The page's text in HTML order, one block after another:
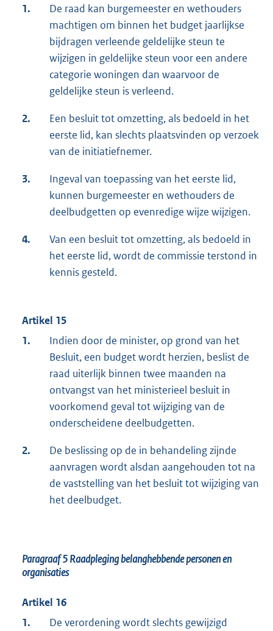
1.
De raad kan burgemeester en wethouders
machtigen om binnen het budget jaarlijkse
bijdragen verleende geldelijke steun te
wijzigen in geldelijke steun voor een andere
categorie woningen dan waarvoor de
geldelijke steun is verleend.
2.
Een besluit tot omzetting, als bedoeld in het
eerste lid, kan slechts plaatsvinden op verzoek
van de initiatiefnemer.
3.
Ingeval van toepassing van het eerste lid,
kunnen burgemeester en wethouders de
deelbudgetten op evenredige wijze wijzigen.
4.
Van een besluit tot omzetting, als bedoeld in
het eerste lid, wordt de commissie terstond in
kennis gesteld.
Artikel 15
1.
Indien door de minister, op grond van het
Besluit, een budget wordt herzien, beslist de
raad uiterlijk binnen twee maanden na
ontvangst van het ministerieel besluit in
voorkomend geval tot wijziging van de
onderscheidene deelbudgetten.
2.
De beslissing op de in behandeling zijnde
aanvragen wordt alsdan aangehouden tot na
de vaststelling van het besluit tot wijziging van
het deelbudget.
Paragraaf 5Raadpleging belanghebbende personen en
organisaties
Artikel 16
1.
De verordening wordt slechts gewijzigd